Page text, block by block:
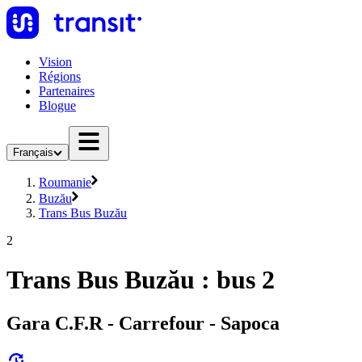
Vision
Régions
Partenaires
Blogue
Français
Roumanie
Buzău
Trans Bus Buzău
2
Trans Bus Buzău : bus 2
Gara C.F.R - Carrefour - Sapoca